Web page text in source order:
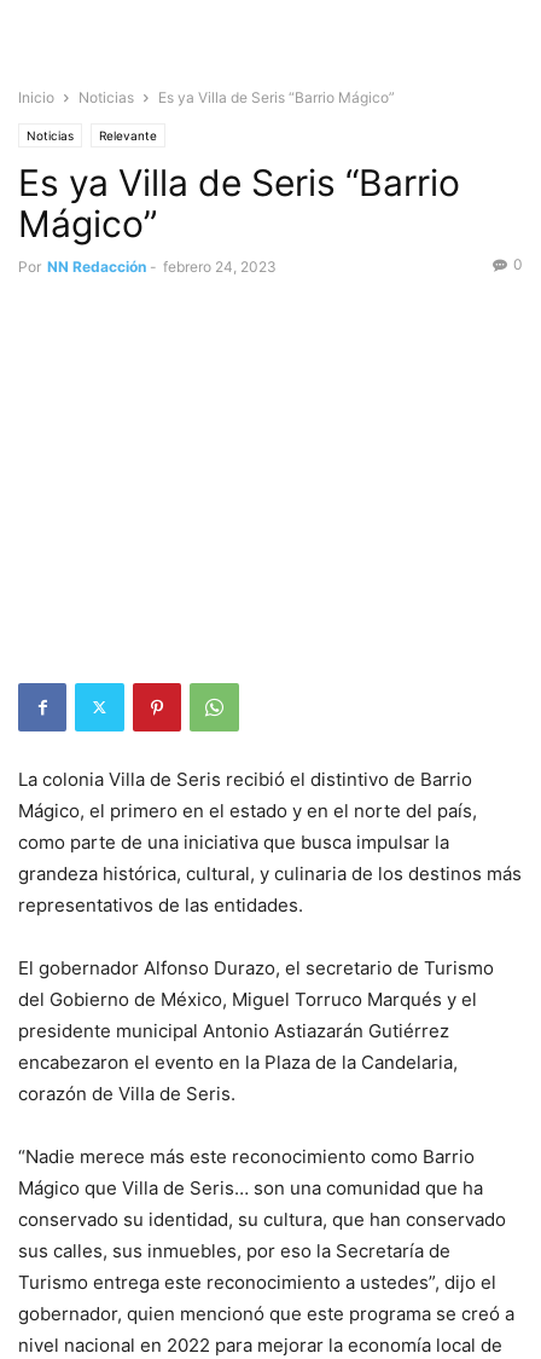
Inicio Noticias Es ya Villa de Seris “Barrio Mágico”
Noticias Relevante
Es ya Villa de Seris “Barrio
Mágico”
Por NN Redacción - febrero 24, 2023 0
La colonia Villa de Seris recibió el distintivo de Barrio
Mágico, el primero en el estado y en el norte del país,
como parte de una iniciativa que busca impulsar la
grandeza histórica, cultural, y culinaria de los destinos más
representativos de las entidades.
El gobernador Alfonso Durazo, el secretario de Turismo
del Gobierno de México, Miguel Torruco Marqués y el
presidente municipal Antonio Astiazarán Gutiérrez
encabezaron el evento en la Plaza de la Candelaria,
corazón de Villa de Seris.
“Nadie merece más este reconocimiento como Barrio
Mágico que Villa de Seris… son una comunidad que ha
conservado su identidad, su cultura, que han conservado
sus calles, sus inmuebles, por eso la Secretaría de
Turismo entrega este reconocimiento a ustedes”, dijo el
gobernador, quien mencionó que este programa se creó a
nivel nacional en 2022 para mejorar la economía local de